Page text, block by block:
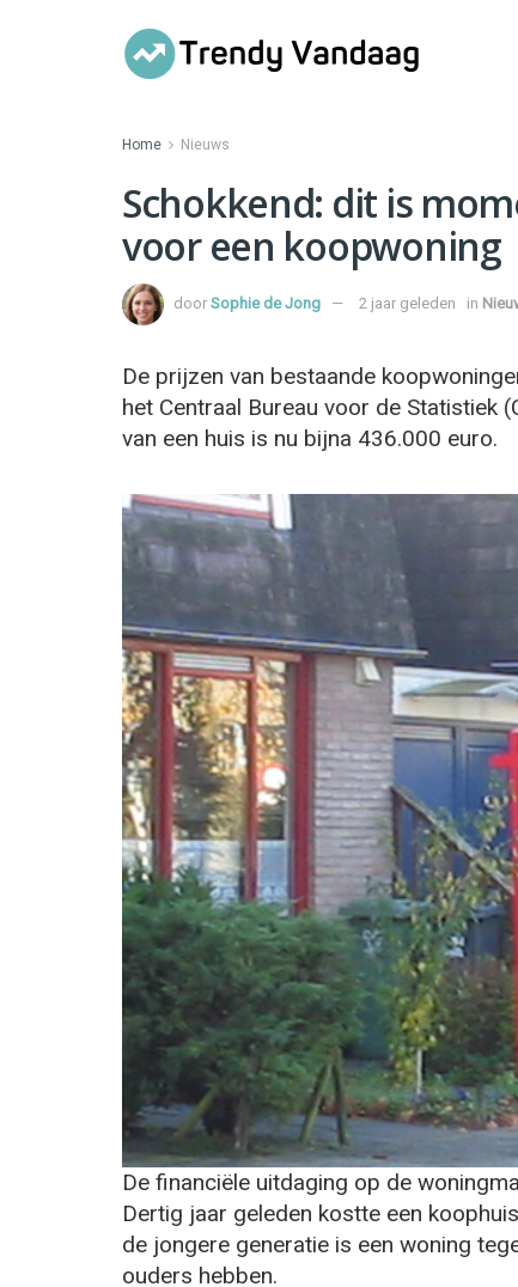
Home Nieuws
Schokkend: dit is
voor een koopwoning
door Sophie de Jong 2 jaar geleden in
De prijzen van bestaande
het Centraal Bureau voor de Statistiek
van een huis is nu bijna 436.000 euro.
De financiële uitdaging op de
Dertig jaar geleden kostte een
de jongere generatie is een woning
ouders hebben.